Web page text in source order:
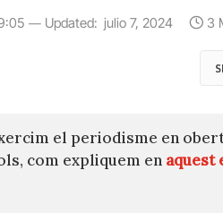
Updated: julio 7, 2024 3
el periodisme en
com expliquem en aquest